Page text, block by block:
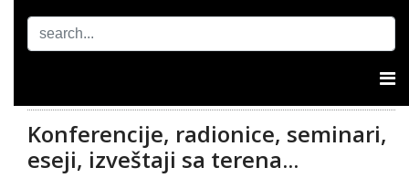
Konferencije, radionice, seminari,
eseji, izveštaji sa terena...